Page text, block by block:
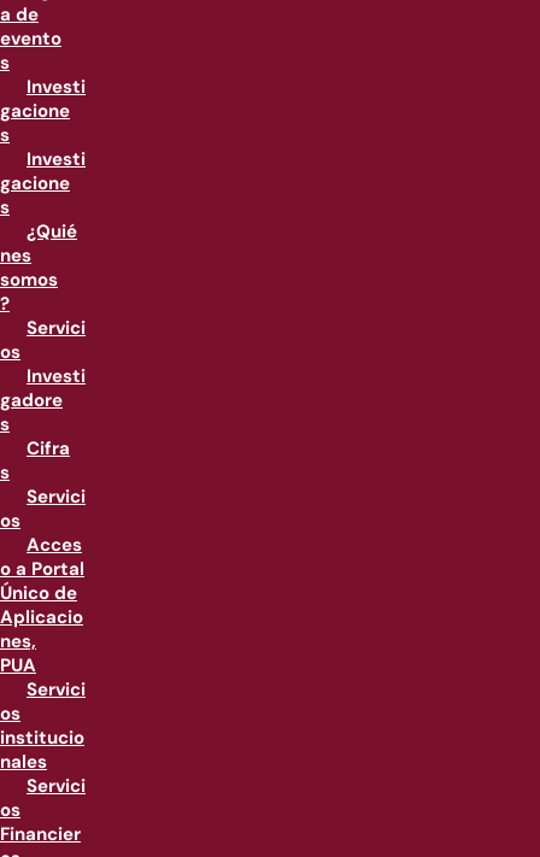
a de
evento
s
Investi
gacione
s
Investi
gacione
s
¿Quié
nes
somos
?
Servici
os
Investi
gadore
s
Cifra
s
Servici
os
Acces
o a Portal
Único de
Aplicacio
nes,
PUA
Servici
os
institucio
nales
Servici
os
Financier